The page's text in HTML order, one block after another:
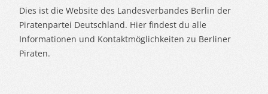
Dies ist die Website des Landesverbandes Berlin der
Piratenpartei Deutschland. Hier findest du alle
Informationen und Kontaktmöglichkeiten zu Berliner
Piraten.